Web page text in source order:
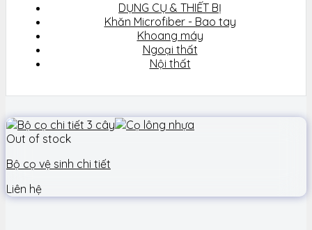
DỤNG CỤ & THIẾT BỊ
Khăn Microfiber - Bao tay
Khoang máy
Ngoại thất
Nội thất
Out of stock
Bộ cọ vệ sinh chi tiết
Liên hệ